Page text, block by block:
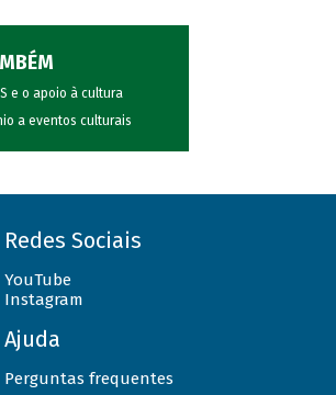
e o apoio à cultura
a eventos culturais
Redes Sociais
YouTube
Instagram
Ajuda
Perguntas frequentes